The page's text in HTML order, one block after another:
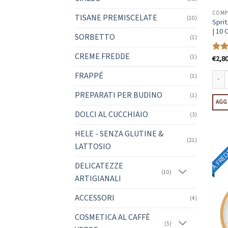
TISANE PREMISCELATE (10)
SORBETTO (1)
CREME FREDDE (1)
FRAPPÉ (1)
PREPARATI PER BUDINO (1)
DOLCI AL CUCCHIAIO (3)
HELE - SENZA GLUTINE &
LATTOSIO
(21)
DELICATEZZE
ARTIGIANALI
(10)
ACCESSORI (4)
COSMETICA AL CAFFÈ
(5)
| 10
€2,80
A